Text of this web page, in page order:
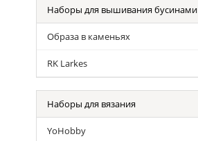
Наборы для вышивания бусинами
Образа в каменьях
RK Larkes
Наборы для вязания
YoHobby